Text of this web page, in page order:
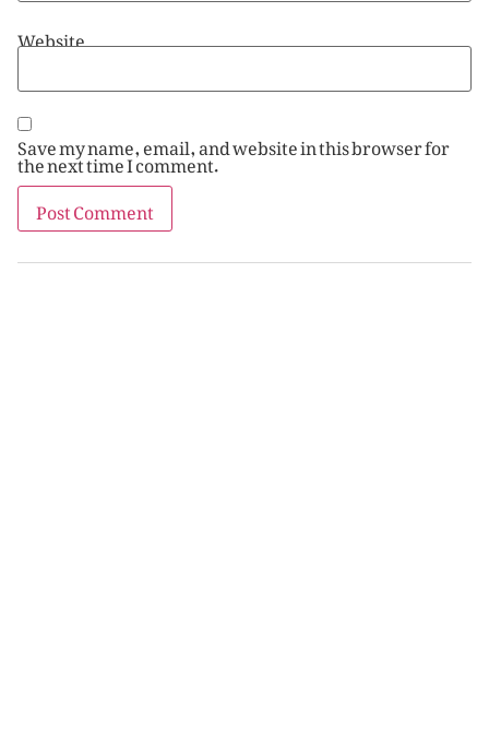
Website
Save my name, email, and website in this browser for
the next time I comment.